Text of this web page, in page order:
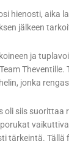
hienosti, aika
jälkeen
ja
jonka
siis suorittaa
tärkeintä.